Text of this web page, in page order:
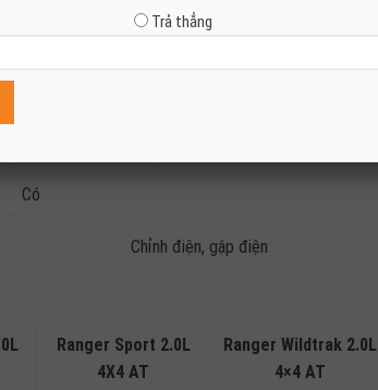
Có
Chỉnh điện, gập điện
Ranger Sport 2.0L
4X4 AT
Ranger Wildtrak 2.0L
4×4 AT
Trả thẳng